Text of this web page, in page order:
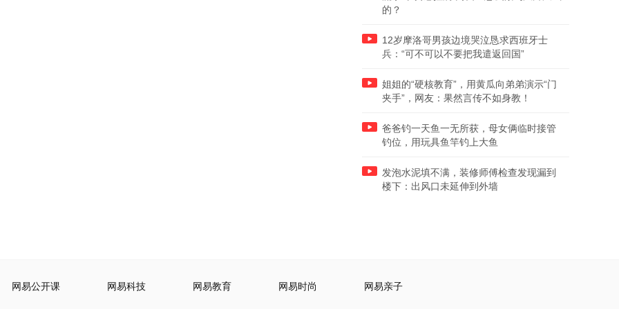
的？
12岁摩洛哥男孩边境哭泣恳求西班牙士
兵：“可不可以不要把我遣返回国”
姐姐的“硬核教育”，用黄瓜向弟弟演示“门
夹手”，网友：果然言传不如身教！
爸爸钓一天鱼一无所获，母女俩临时接管
钓位，用玩具鱼竿钓上大鱼
发泡水泥填不满，装修师傅检查发现漏到
楼下：出风口未延伸到外墙
网易公开课 网易科技 网易教育 网易时尚 网易亲子